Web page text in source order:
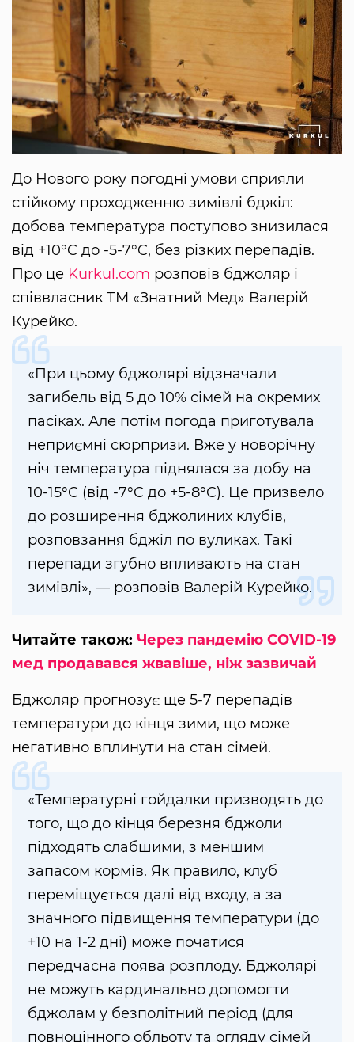
До Нового року погодні умови сприяли
стійкому проходженню зимівлі бджіл:
добова температура поступово знизилася
від +10°C до -5-7°C, без різких перепадів.
Про це Kurkul.com розповів бджоляр і
співвласник ТМ «Знатний Мед» Валерій
Курейко.
«При цьому бджолярі відзначали
загибель від 5 до 10% сімей на окремих
пасіках. Але потім погода приготувала
неприємні сюрпризи. Вже у новорічну
ніч температура піднялася за добу на
10-15°C (від -7°C до +5-8°C). Це призвело
до розширення бджолиних клубів,
розповзання бджіл по вуликах. Такі
перепади згубно впливають на стан
зимівлі», — розповів Валерій Курейко.
Читайте також: Через пандемію COVID-19
мед продавався жвавіше, ніж зазвичай
Бджоляр прогнозує ще 5-7 перепадів
температури до кінця зими, що може
негативно вплинути на стан сімей.
«Температурні гойдалки призводять до
того, що до кінця березня бджоли
підходять слабшими, з меншим
запасом кормів. Як правило, клуб
переміщується далі від входу, а за
значного підвищення температури (до
+10 на 1-2 дні) може початися
передчасна поява розплоду. Бджолярі
не можуть кардинально допомогти
бджолам у безполітний період (для
повноцінного обльоту та огляду сімей